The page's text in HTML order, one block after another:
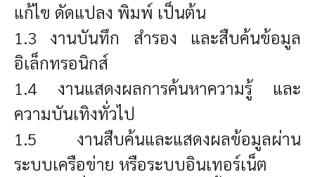
แก้ไข ดัดแปลง พิมพ์ เป็นต้น
1.3 งานบันทึก สำรอง และสืบค้นข้อมูล
อิเล็กทรอนิกส์
1.4 งานแสดงผลการค้นหาความรู้ และ
ความบันเทิงทั่วไป
1.5 งานสืบค้นและแสดงผลข้อมูลผ่าน
ระบบเครือข่าย หรือระบบอินเทอร์เน็ต